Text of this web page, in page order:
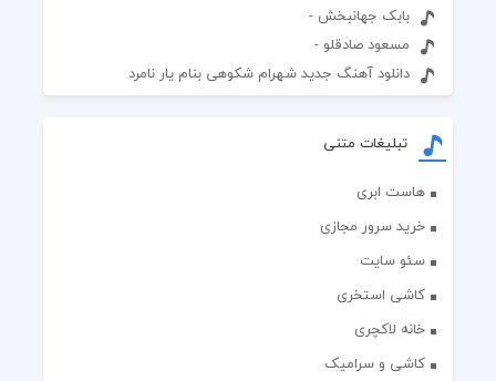
بابک جهانبخش -
مسعود صادقلو -
دانلود آهنگ جدید شهرام شکوهی بنام یار نامرد
تبلیغات متنی
هاست ابری
خرید سرور مجازی
سئو سایت
کاشی استخری
خانه لاکچری
کاشی و سرامیک